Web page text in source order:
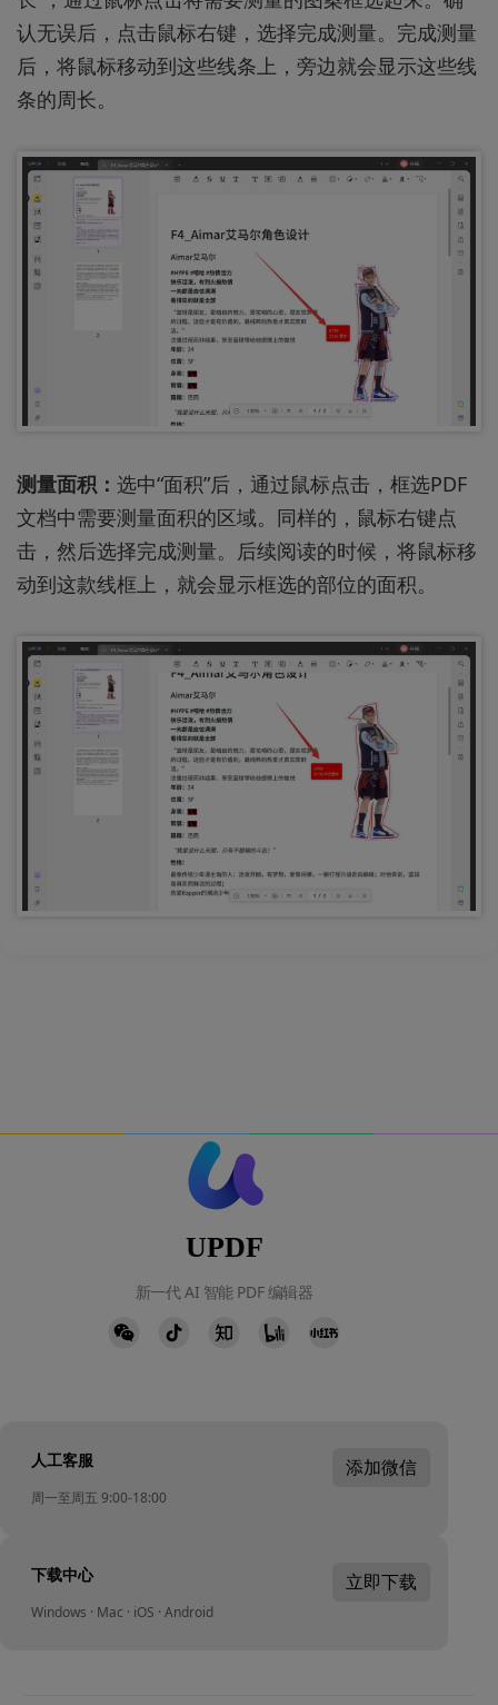
认无误后，点击鼠标右键，选择完成测量。完成测量
后，将鼠标移动到这些线条上，旁边就会显示这些线
条的周长。
测量面积： 选中“面积”后，通过鼠标点击，框选PDF
文档中需要测量面积的区域。同样的，鼠标右键点
击，然后选择完成测量。后续阅读的时候，将鼠标移
动到这款线框上，就会显示框选的部位的面积。
UPDF
新一代 AI 智能 PDF 编辑器
人工客服
周一至周五 9:00-18:00
添加微信
下载中心
Windows · Mac · iOS · Android
立即下载